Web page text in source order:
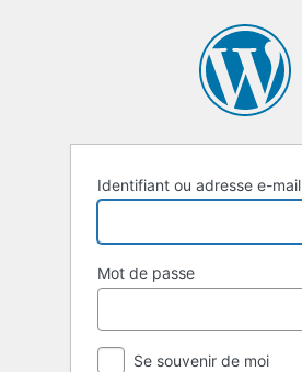
Identifiant ou adresse e-mail
Mot de passe
Se souvenir de moi